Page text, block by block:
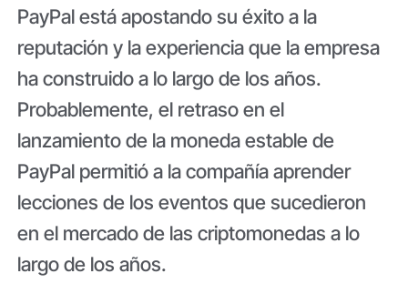
PayPal está apostando su éxito a la
reputación y la experiencia que la empresa
ha construido a lo largo de los años.
Probablemente, el retraso en el
lanzamiento de la moneda estable de
PayPal permitió a la compañía aprender
lecciones de los eventos que sucedieron
en el mercado de las criptomonedas a lo
largo de los años.